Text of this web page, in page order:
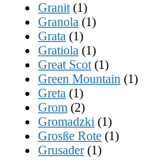
Granit (1)
Granola (1)
Grata (1)
Gratiola (1)
Great Scot (1)
Green Mountain (1)
Greta (1)
Grom (2)
Gromadzki (1)
Grosße Rote (1)
Grusader(1)